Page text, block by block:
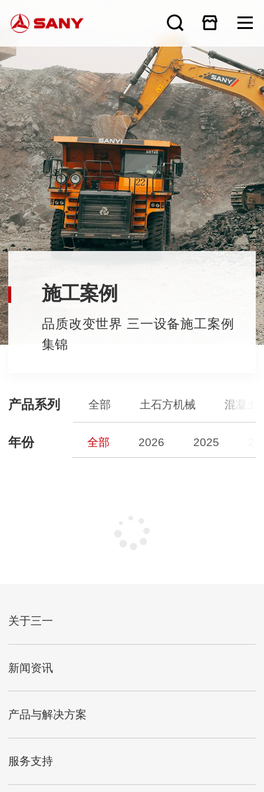
施工案例
品质改变世界 三一设备施工案例
集锦
产品系列 全部 土石方机械 混凝土
年份 全部 2026 2025
关于三一
新闻资讯
产品与解决方案
服务支持